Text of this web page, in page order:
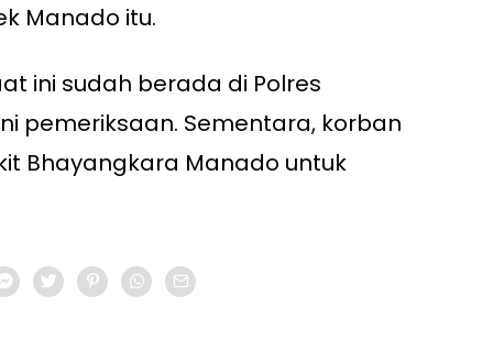
Manado itu.
ini sudah berada di Polres
pemeriksaan. Sementara, korban
Bhayangkara Manado untuk